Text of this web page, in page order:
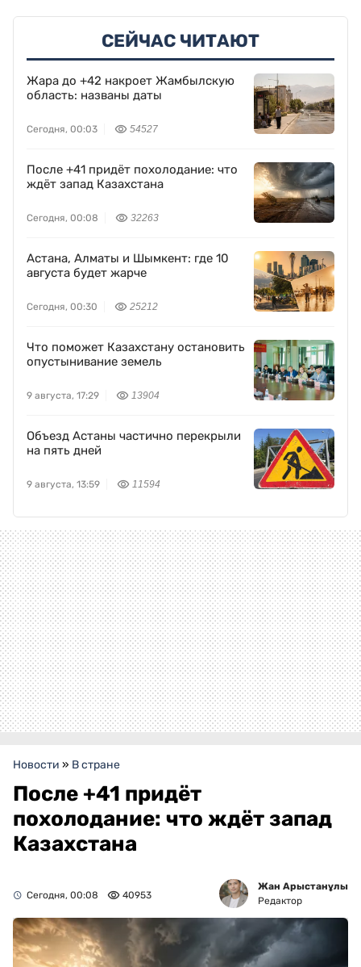
СЕЙЧАС ЧИТАЮТ
Жара до +42 накроет Жамбылскую
область: названы даты
Сегодня, 00:03 54527
После +41 придёт похолодание: что
ждёт запад Казахстана
Сегодня, 00:08 32263
Астана, Алматы и Шымкент: где 10
августа будет жарче
Сегодня, 00:30 25212
Что поможет Казахстану остановить
опустынивание земель
9 августа, 17:29 13904
Объезд Астаны частично перекрыли
на пять дней
9 августа, 13:59 11594
Новости » В стране
После +41 придёт
похолодание: что ждёт запад
Казахстана
Сегодня, 00:08 40953
Жан Арыстанұлы
Редактор